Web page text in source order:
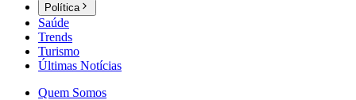
Política
Saúde
Trends
Turismo
Últimas Notícias
Quem Somos